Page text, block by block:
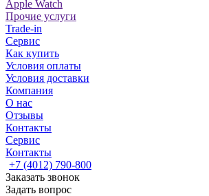
Apple Watch
Прочие услуги
Trade-in
Сервис
Как купить
Условия оплаты
Условия доставки
Компания
О нас
Отзывы
Контакты
Сервис
Контакты
+7 (4012) 790-800
Заказать звонок
Задать вопрос